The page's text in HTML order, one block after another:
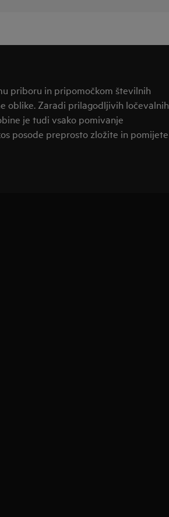
priboru in pripomočkom številnih
oblike. Zaradi prilagodljivih ločevalnih
je tudi vsako pomivanje
posode preprosto zložite in pomijete